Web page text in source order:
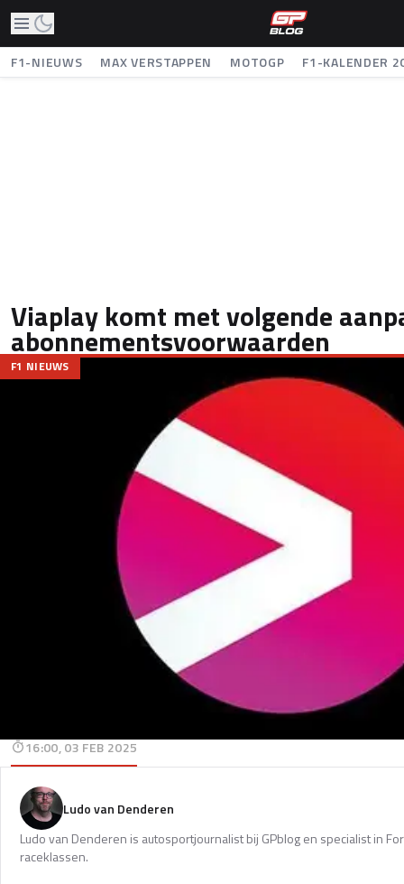
F1-NIEUWS MAX VERSTAPPEN MOTOGP F1-KALENDER
Viaplay komt met volgende
abonnementsvoorwaarden
F1 NIEUWS
16:00, 03 FEB 2025
Ludo van Denderen
Ludo van Denderen is autosportjournalist bij GPblog en specialist in
raceklassen.